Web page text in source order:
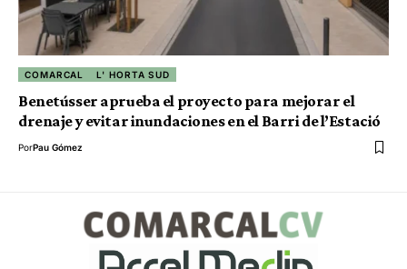
COMARCAL L' HORTA SUD
Benetússer aprueba el proyecto para mejorar el
drenaje y evitar inundaciones en el Barri de l’Estació
PorPau Gómez